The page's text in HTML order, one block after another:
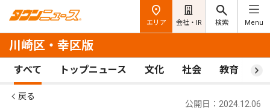
エリア 会社・IR 検索 Menu
川崎区・幸区版
すべて トップニュース 文化 社会 教育 ス
戻る
公開日：2024.12.06